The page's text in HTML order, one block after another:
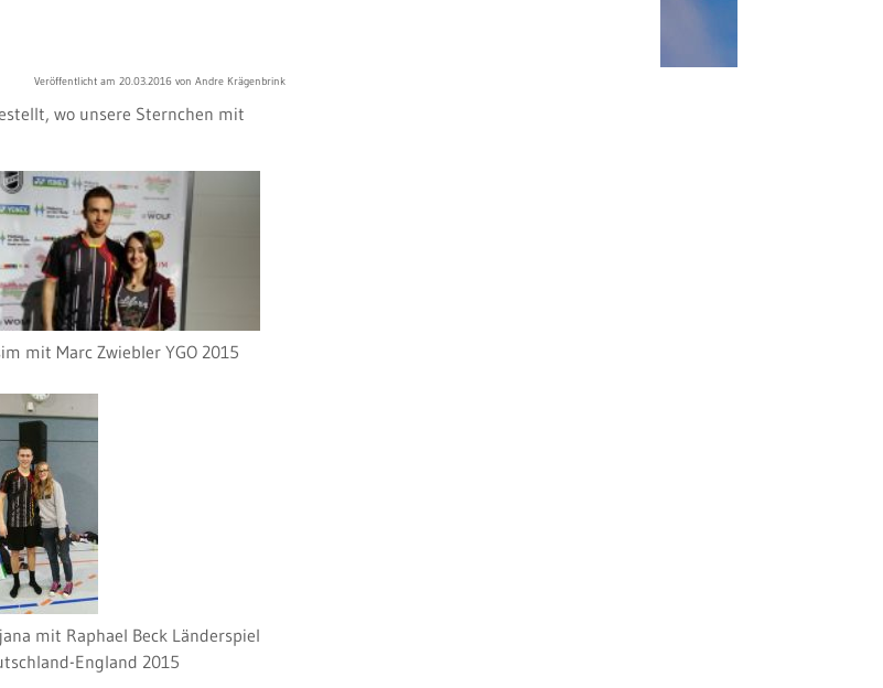
Veröffentlicht am 20.03.2016 von Andre Krägenbrink
wo unsere Sternchen mit
mit Marc Zwiebler YGO 2015
mit Raphael Beck Länderspiel
England 2015